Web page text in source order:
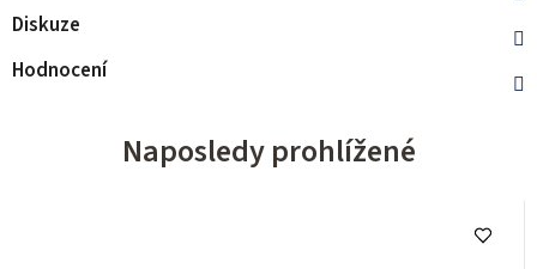
Diskuze
Hodnocení
Naposledy prohlížené